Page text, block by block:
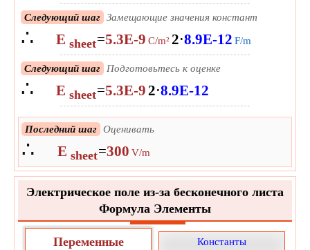
Следующий шаг Замещающие значения констант
∴ E sheet=5.3E-9 C/m²2⋅8.9E-12 F/m
Следующий шаг Подготовьтесь к оценке
∴ E sheet=5.3E-92⋅8.9E-12
Последний шаг Оценивать
∴ E sheet=300 V/m
Электрическое поле из-за бесконечного листа
Формула Элементы
Переменные Константы